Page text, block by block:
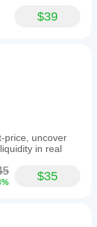
$39
price, uncover
in real
$35